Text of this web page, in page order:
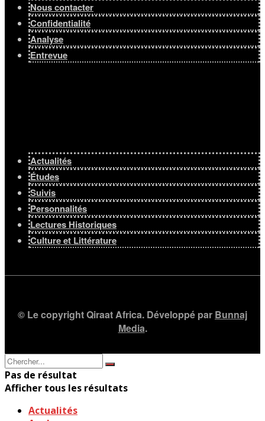
Nous contacter
Confidentialité
Analyse
Entrevue
Actualités
Études
Suivis
Personnalités
Lectures Historiques
Culture et Littérature
© Le copyright Qiraat Africa. Développé par Bunnaj
Media.
Pas de résultat
Afficher tous les résultats
Actualités